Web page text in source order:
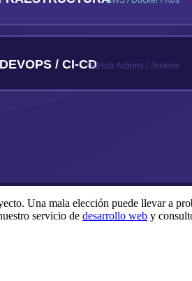
Una mala elección puede llevar a
servicio de desarrollo web y